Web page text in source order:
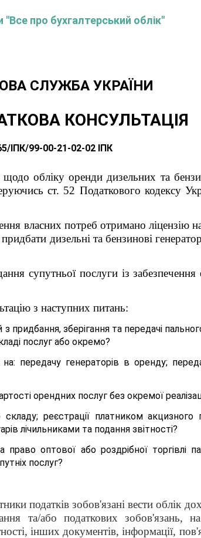
про бухгалтерський облік"
СЛУЖБА УКРАЇНИ
КОНСУЛЬТАЦІЯ
ІПК/99-00-21-02-02 ІПК
обліку оренди дизельних та
ст. 52 Податкового кодексу
власних потреб отримано ліцензію
дизельні та бензинові
супутньої послуги із
з наступних питань:
придбання, зберігання та передачі
послуг або окремо?
передачу генераторів в оренду;
орендних послуг без окремої
реєстрації платником акцизного
лічильниками та подання звітності?
оптової або роздрібної торгівлі
послуг?
податків зобов'язані вести облік
та/або податкових зобов'язань,
інших документів, інформації,